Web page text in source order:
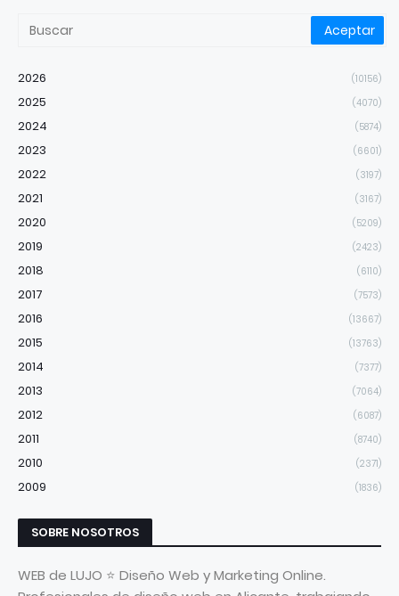
2026 (10156)
2025 (4070)
2024 (5874)
2023 (6601)
2022 (3197)
2021 (3167)
2020 (5209)
2019 (2423)
2018 (6110)
2017 (7573)
2016 (13667)
2015 (13763)
2014 (7377)
2013 (7064)
2012 (6087)
2011 (8740)
2010 (2371)
2009 (1836)
SOBRE NOSOTROS
WEB de LUJO ⭐ Diseño Web y Marketing Online.